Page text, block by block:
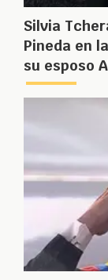
Silvia
Pineda en
su esposo